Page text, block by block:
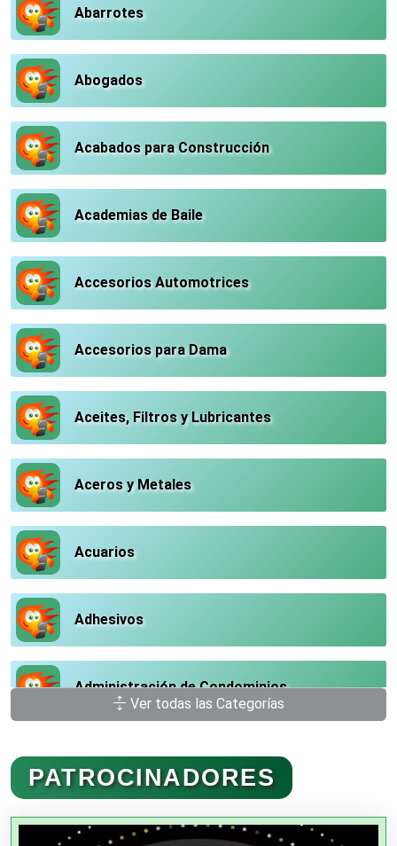
Abarrotes
Abogados
Acabados para Construcción
Academias de Baile
Accesorios Automotrices
Accesorios para Dama
Aceites, Filtros y Lubricantes
Aceros y Metales
Acuarios
Adhesivos
Administración de Condominios
Administración de Empresas
Agencias Aduanales
Ver todas las Categorías
PATROCINADORES